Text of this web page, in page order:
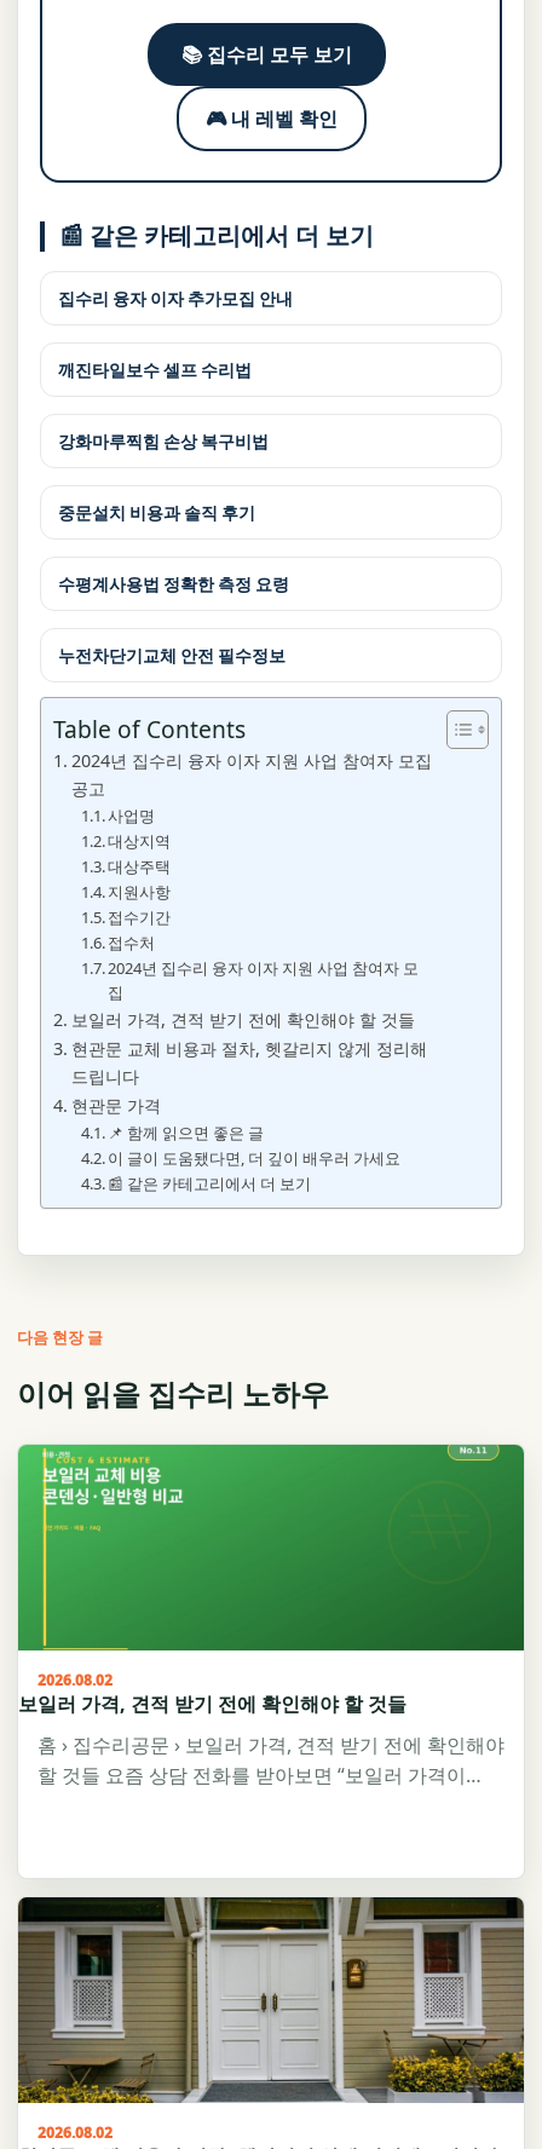
📚 집수리 모두 보기
🎮 내 레벨 확인
📰 같은 카테고리에서 더 보기
집수리 융자 이자 추가모집 안내
깨진타일보수 셀프 수리법
강화마루찍힘 손상 복구비법
중문설치 비용과 솔직 후기
수평계사용법 정확한 측정 요령
누전차단기교체 안전 필수정보
Table of Contents
2024년 집수리 융자 이자 지원 사업 참여자 모집
공고
사업명
대상지역
대상주택
지원사항
접수기간
접수처
2024년 집수리 융자 이자 지원 사업 참여자 모
집
보일러 가격, 견적 받기 전에 확인해야 할 것들
현관문 교체 비용과 절차, 헷갈리지 않게 정리해
드립니다
현관문 가격
📌 함께 읽으면 좋은 글
이 글이 도움됐다면, 더 깊이 배우러 가세요
📰 같은 카테고리에서 더 보기
다음 현장 글
이어 읽을 집수리 노하우
2026.08.02
보일러 가격, 견적 받기 전에 확인해야 할 것들
홈 › 집수리공문 › 보일러 가격, 견적 받기 전에 확인해야
할 것들 요즘 상담 전화를 받아보면 “보일러 가격이…
2026.08.02